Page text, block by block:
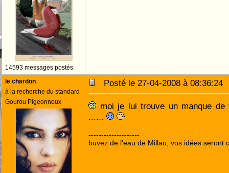
14593 messages postés
le chardon
à la recherche du standard
Gourou Pigeonneux
Posté le 27-04-2008 à
moi je lui trouve un manque
......
--------------------
buvez de l'eau de Millau, vos idées seront